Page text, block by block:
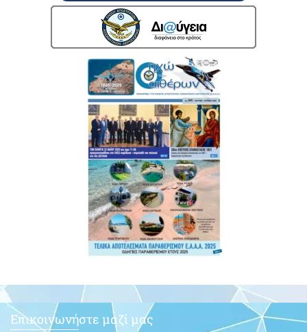
Επικοινωνήστε μαζί μας